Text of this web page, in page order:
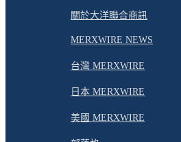
關於大洋聯合商訊
MERXWIRE NEWS
台灣 MERXWIRE
日本 MERXWIRE
美國 MERXWIRE